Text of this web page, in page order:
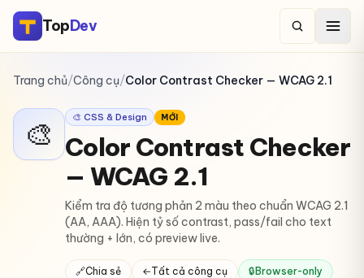
TopDev
Trang chủ/Công cụ/Color Contrast Checker — WCAG 2.1
🎨 🎨 CSS & Design MỚI
Color Contrast Checker
— WCAG 2.1
Kiểm tra độ tương phản 2 màu theo chuẩn WCAG 2.1
(AA, AAA). Hiện tỷ số contrast, pass/fail cho text
thường + lớn, có preview live.
🔗Chia sẻ ←Tất cả công cụ 🔒 Browser-only